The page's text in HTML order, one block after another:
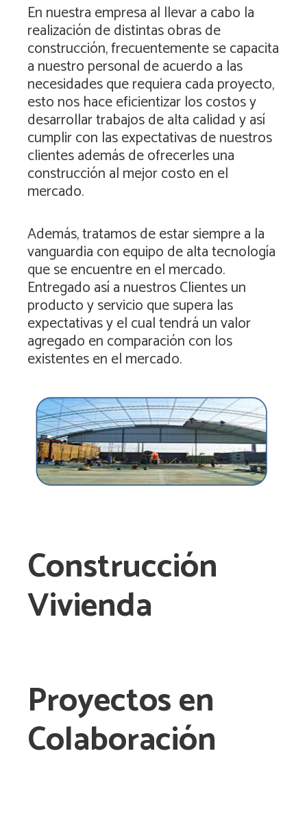
En nuestra empresa al llevar a cabo la
realización de distintas obras de
construcción, frecuentemente se capacita
a nuestro personal de acuerdo a las
necesidades que requiera cada proyecto,
esto nos hace eficientizar los costos y
desarrollar trabajos de alta calidad y así
cumplir con las expectativas de nuestros
clientes además de ofrecerles una
construcción al mejor costo en el
mercado.
Además, tratamos de estar siempre a la
vanguardia con equipo de alta tecnología
que se encuentre en el mercado.
Entregado así a nuestros Clientes un
producto y servicio que supera las
expectativas y el cual tendrá un valor
agregado en comparación con los
existentes en el mercado.
Construcción
Vivienda
Proyectos en
Colaboración